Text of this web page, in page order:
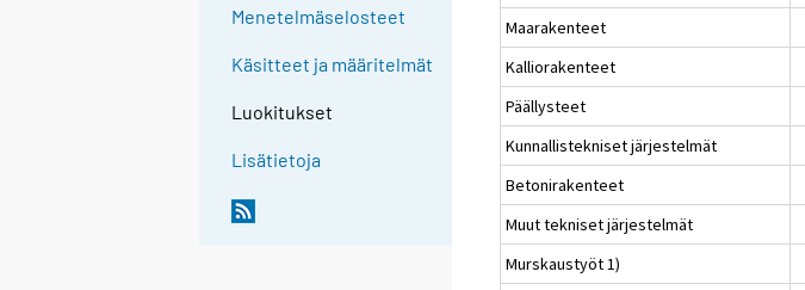
Menetelmäselosteet
Käsitteet ja määritelmät
Luokitukset
Lisätietoja
Maarakenteet
Kalliorakenteet
Päällysteet
Kunnallistekniset järjestelmät
Betonirakenteet
Muut tekniset järjestelmät
Murskaustyöt 1)